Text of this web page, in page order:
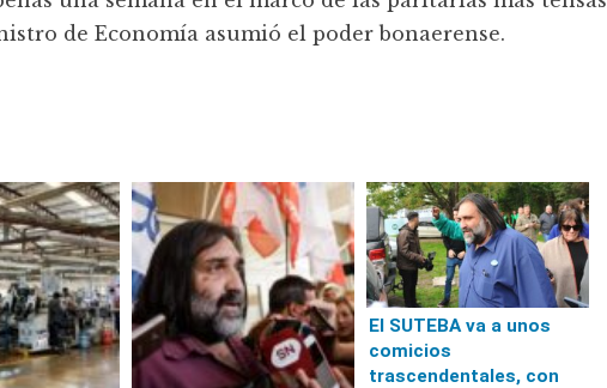
de Economía asumió el poder bonaerense.
El SUTEBA va a unos
comicios
trascendentales, con